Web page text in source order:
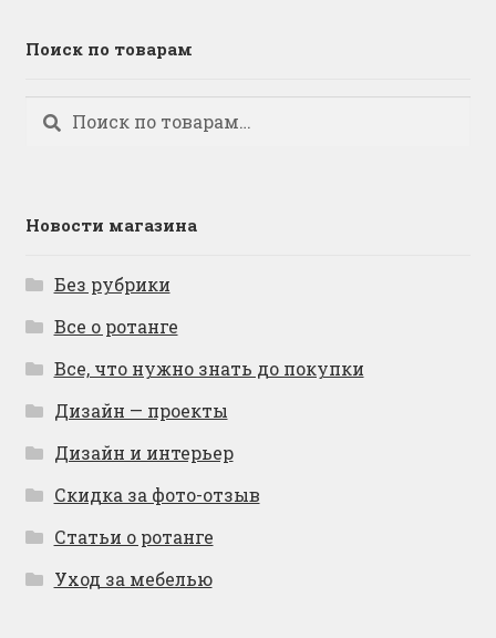
Поиск по товарам
Искать:
Поиск
Новости магазина
Без рубрики
Все о ротанге
Все, что нужно знать до покупки
Дизайн — проекты
Дизайн и интерьер
Скидка за фото-отзыв
Статьи о ротанге
Уход за мебелью